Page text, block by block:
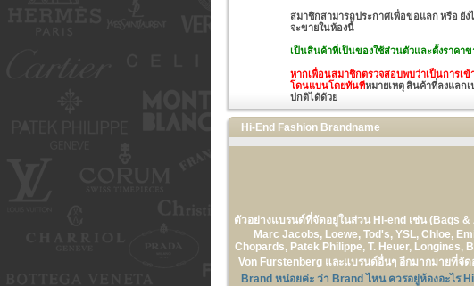
สมาชิกสามารถประกาศเพื่อขอแลก หรือ
จะขายในห้องนี้
เป็นสินค้าที่เป็นของใช้ส่วนตัวและตั้งราคาข
หากเพื่อนสมาชิกตรวจสอบพบว่าเป็นการเข้
โดนแบนโดยทันทีหมายเหตุ สินค้าที่ลงแลก
ปกติได้ด้วย
Hi-End Fashion Brandname
ตัวอย่างแบรนด์ที่จัดอยู่ในส่วน Hi-end เช่น (Bags
Marc Jacobs, Loewe, Tod's, YSL, Chloe,
Chopards, Patek Philippe, T. Heuer, Longines,
Von Furstenberg และแบรนด์อื่นๆ อีกมากมายที่จั
Brand หน่อยค่ะ ว่า Brand ไหน ควรอยู่ห้องอะไร